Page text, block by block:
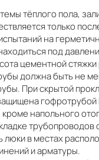
тёплого пола,
только
на
под
цементной стяжки
должна быть не
При скрытой
напольного
трубопроводов
люки в местах
и арматуры.